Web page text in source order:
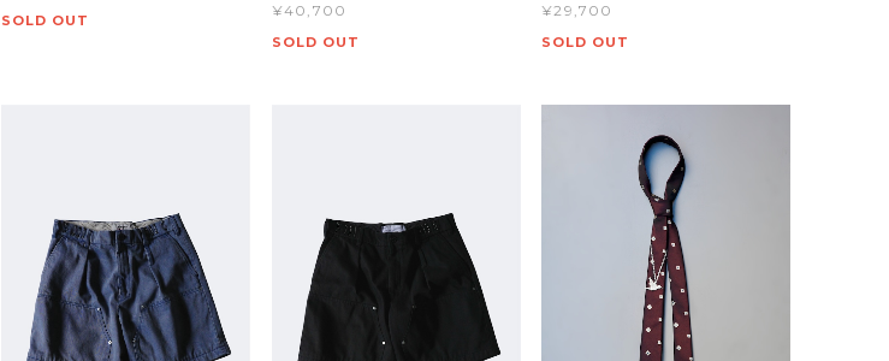
SOLD OUT
¥40,700
SOLD OUT
¥29,700
SOLD OUT